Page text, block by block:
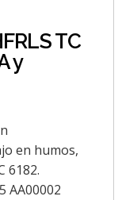
TC
y
en humos,
6182.
AA00002